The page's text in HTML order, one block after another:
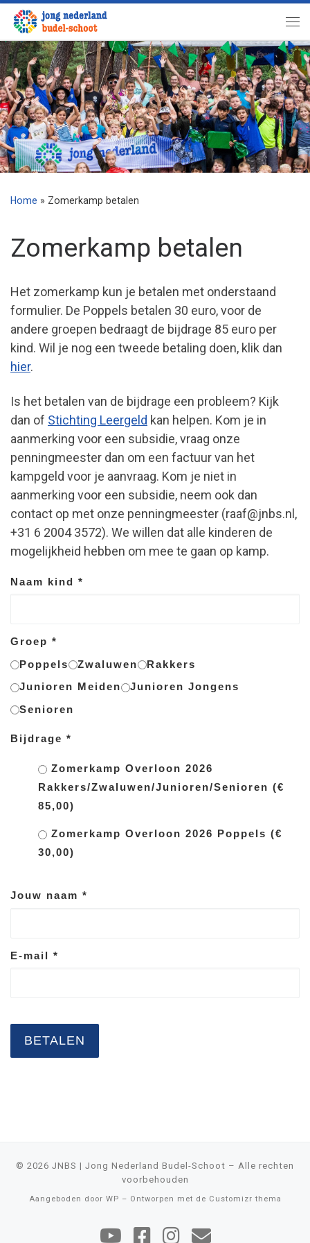
Ga naar inhoud
Home » Zomerkamp betalen
Zomerkamp betalen
Het zomerkamp kun je betalen met onderstaand
formulier. De Poppels betalen 30 euro, voor de
andere groepen bedraagt de bijdrage 85 euro per
kind. Wil je nog een tweede betaling doen, klik dan
hier.
Is het betalen van de bijdrage een probleem? Kijk
dan of Stichting Leergeld kan helpen. Kom je in
aanmerking voor een subsidie, vraag onze
penningmeester dan om een factuur van het
kampgeld voor je aanvraag. Kom je niet in
aanmerking voor een subsidie, neem ook dan
contact op met onze penningmeester (r
n
j@faa bs.nl,
+31
2753 400
2 6
). We willen dat alle kinderen de
mogelijkheid hebben om mee te gaan op kamp.
Naam kind *
Groep *
Poppels
Zwaluwen
Rakkers
Junioren Meiden
Junioren Jongens
Senioren
Bijdrage *
Zomerkamp Overloon 2026
Rakkers/Zwaluwen/Junioren/Senioren (€
85,00)
Zomerkamp Overloon 2026 Poppels (€
30,00)
Jouw naam *
E-mail *
BETALEN
© 2026 JNBS | Jong Nederland Budel-Schoot – Alle rechten
voorbehouden
Aangeboden door WP – Ontworpen met de Customizr thema